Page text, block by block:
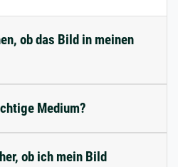
ob das Bild in meinen
Medium?
ob ich mein Bild